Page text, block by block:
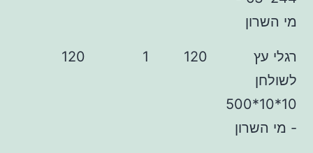
10*10*500
120
1
120